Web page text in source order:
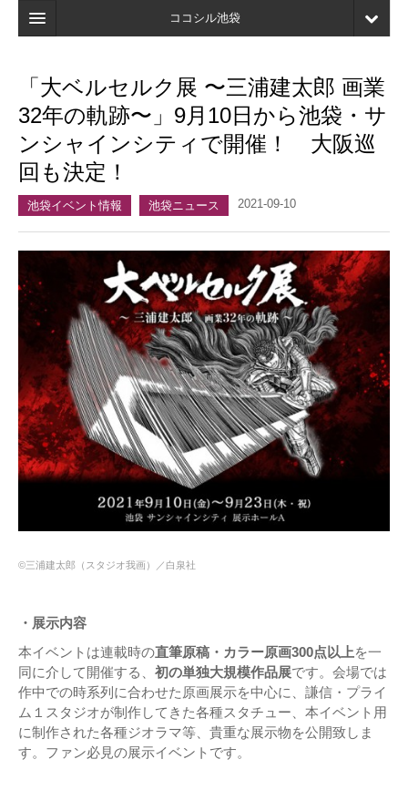
ココシル池袋
検索
店舗・施設最新情報
口コミ
マイページ
「大ベルセルク展 〜三浦建太郎 画業
32年の軌跡〜」9月10日から池袋・サ
ンシャインシティで開催！ 大阪巡
回も決定！
池袋イベント情報 池袋ニュース 2021-09-10
©三浦建太郎（スタジオ我画）／白泉社
・展示内容
本イベントは連載時の直筆原稿・カラー原画300点以上を一
同に介して開催する、 初の単独大規模作品展です。会場では
作中での時系列に合わせた原画展示を中心に、謙信・プライ
ム１スタジオが制作してきた各種スタチュー、本イベント用
に制作された各種ジオラマ等、貴重な展示物を公開致しま
す。ファン必見の展示イベントです。